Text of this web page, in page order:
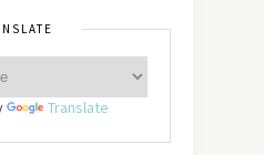
Translate